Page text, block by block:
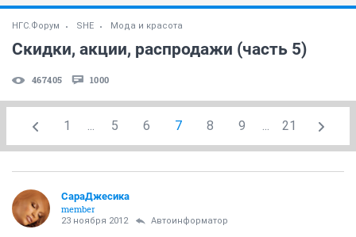
НГС.Форум SHE Мода и красота
Скидки, акции, распродажи (часть 5)
467405 1000
1 ... 5 6 7 8 9 ... 21
СараДжесика
member
23 ноября 2012 Автоинформатор